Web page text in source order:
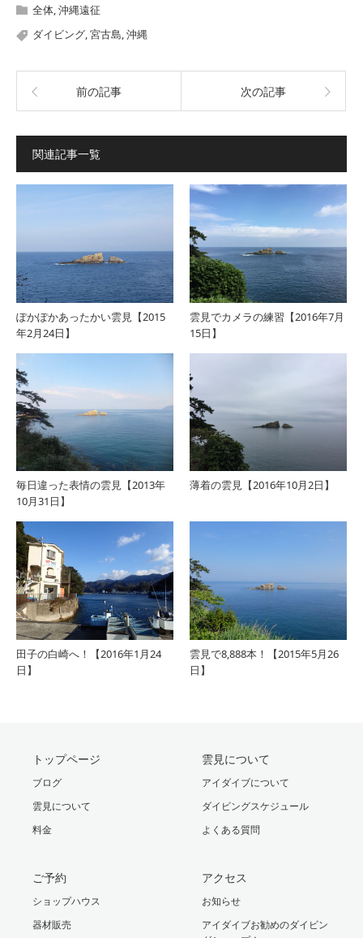
全体,沖縄遠征
ダイビング,宮古島,沖縄
前の記事 次の記事
関連記事一覧
ぽかぽかあったかい雲見【2015
年2月24日】
雲見でカメラの練習【2016年7月
15日】
毎日違った表情の雲見【2013年
10月31日】
薄着の雲見【2016年10月2日】
田子の白崎へ！【2016年1月24
日】
雲見で8,888本！【2015年5月26
日】
トップページ
ブログ
雲見について
料金
雲見について
アイダイブについて
ダイビングスケジュール
よくある質問
ご予約
ショップハウス
器材販売
アクセス
お知らせ
アイダイブお勧めのダイビン